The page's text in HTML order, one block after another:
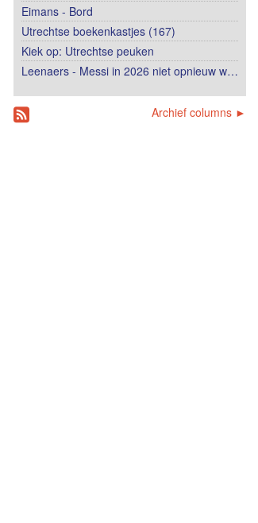
Eimans - Bord
Utrechtse boekenkastjes (167)
Kiek op: Utrechtse peuken
Leenaers - Messi in 2026 niet opnieuw w…
Archief columns ►